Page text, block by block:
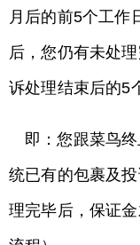
月后的前5个工作
后，您仍有未处
诉处理结束后的5
即：您跟菜鸟
统已有的包裹及
理完毕后，保证